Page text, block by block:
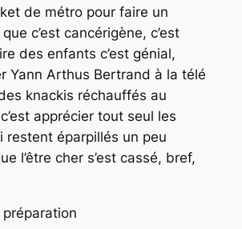
de métro pour faire un
c’est cancérigène, c’est
des enfants c’est génial,
Yann Arthus Bertrand à la télé
knackis réchauffés au
apprécier tout seul les
restent éparpillés un peu
l’être cher s’est cassé, bref,